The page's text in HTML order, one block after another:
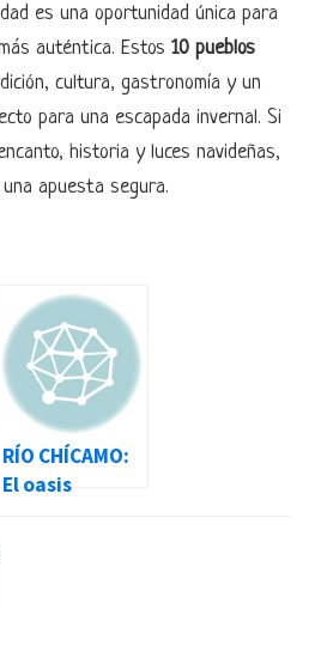
es una oportunidad única para
auténtica. Estos 10 pueblos
cultura, gastronomía y un
para una escapada invernal. Si
historia y luces navideñas,
apuesta segura.
RÍO CHÍCAMO:
El oasis